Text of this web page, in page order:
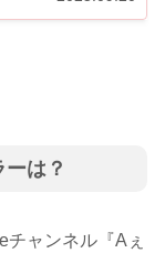
は？
チャンネル『Aぇ